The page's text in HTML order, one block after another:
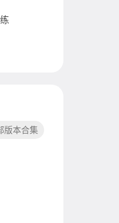
版本合集